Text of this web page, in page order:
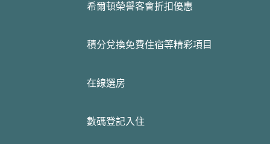
希爾頓榮譽客會折扣優惠
積分兌換免費住宿等精彩項目
在線選房
數碼登記入住